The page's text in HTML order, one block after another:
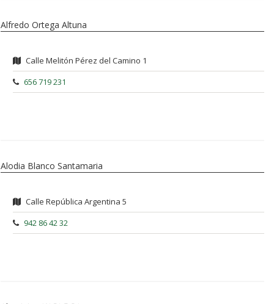
Alfredo Ortega Altuna
Calle Melitón Pérez del Camino 1
656 719 231
Alodia Blanco Santamaria
Calle República Argentina 5
942 86 42 32